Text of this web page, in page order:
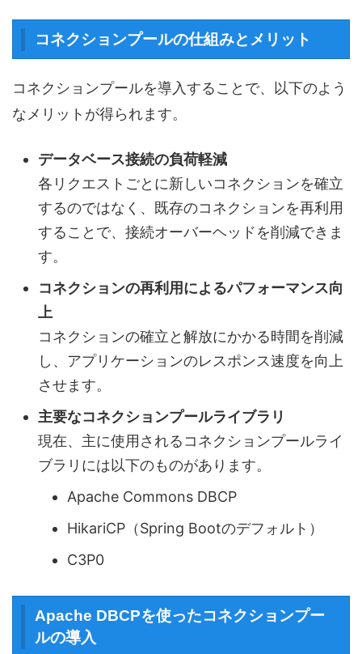
コネクションプールの仕組みとメリット
コネクションプールを導入することで、以下のよう
なメリットが得られます。
データベース接続の負荷軽減
各リクエストごとに新しいコネクションを確立
するのではなく、既存のコネクションを再利用
することで、接続オーバーヘッドを削減できま
す。
コネクションの再利用によるパフォーマンス向
上
コネクションの確立と解放にかかる時間を削減
し、アプリケーションのレスポンス速度を向上
させます。
主要なコネクションプールライブラリ
現在、主に使用されるコネクションプールライ
ブラリには以下のものがあります。
Apache Commons DBCP
HikariCP（Spring Bootのデフォルト）
C3P0
Apache DBCPを使ったコネクションプー
ルの導入